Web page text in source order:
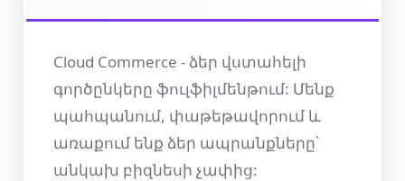
Cloud Commerce - ձեր վստահելի
գործընկերը ֆուլֆիլմենթում: Մենք
պահպանում, փաթեթավորում և
առաքում ենք ձեր ապրանքները՝
անկախ բիզնեսի չափից: